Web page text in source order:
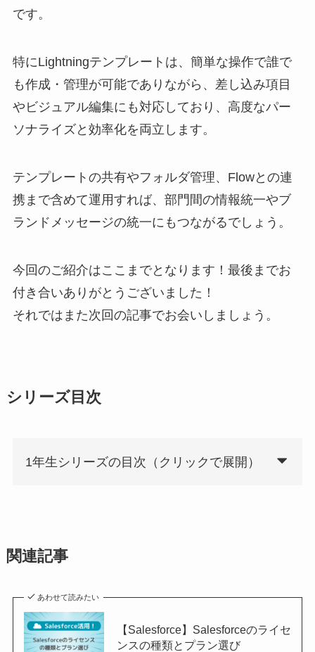
です。
特にLightningテンプレートは、簡単な操作で誰で
も作成・管理が可能でありながら、差し込み項目
やビジュアル編集にも対応しており、高度なパー
ソナライズと効率化を両立します。
テンプレートの共有やフォルダ管理、Flowとの連
携まで含めて運用すれば、部門間の情報統一やブ
ランドメッセージの統一にもつながるでしょう。
今回のご紹介はここまでとなります！最後までお
付き合いありがとうございました！
それではまた次回の記事でお会いしましょう。
シリーズ目次
1年生シリーズの目次（クリックで展開）
関連記事
あわせて読みたい
【Salesforce】Salesforceのライセ
ンスの種類とプラン選び